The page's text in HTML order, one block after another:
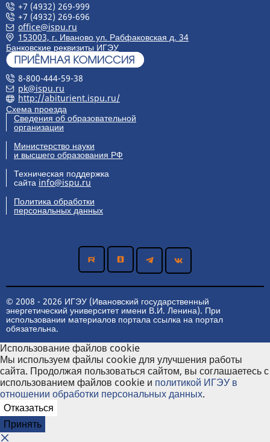
+7 (4932) 269-999
+7 (4932) 269-696
office@ispu.ru
153003, г. Иваново ул. Рабфаковская д. 34
Банковские реквизиты ИГЭУ
8-800-444-59-38
pk@ispu.ru
http://abiturient.ispu.ru/
Схема проезда
Сведения об образовательной
организации
Министерство науки
и высшего образования РФ
Техническая поддержка
сайта info@ispu.ru
Политика обработки
персональных данных
© 2008 - 2026 ИГЭУ (Ивановский государственный
энергетический университет имени В.И. Ленина). При
использовании материалов портала ссылка на портал
обязательна.
Использование файлов cookie
Мы используем файлы cookie для улучшения работы
сайта. Продолжая пользоваться сайтом, вы соглашаетесь с
использованием файлов cookie и политикой ИГЭУ в
отношении обработки персональных данных.
Отказаться
Принять